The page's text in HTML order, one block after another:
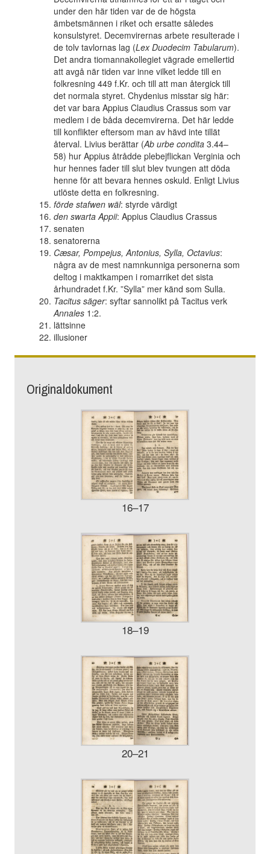
under den här tiden var de de högsta
ämbetsmännen i riket och ersatte således
konsulstyret. Decemvirernas arbete resulterade i
de tolv tavlornas lag (Lex Duodecim Tabularum).
Det andra tiomannakollegiet vägrade emellertid
att avgå när tiden var inne vilket ledde till en
folkresning 449 f.Kr. och till att man återgick till
det normala styret. Chydenius misstar sig här:
det var bara Appius Claudius Crassus som var
medlem i de båda decemvirerna. Det här ledde
till konflikter eftersom man av hävd inte tillät
återval. Livius berättar (Ab urbe condita3.44–
58) hur Appius åtrådde plebejflickan Verginia och
hur hennes fader till slut blev tvungen att döda
henne för att bevara hennes oskuld. Enligt Livius
utlöste detta en folkresning.
förde stafwen wäl: styrde värdigt
den swarta Appii: Appius Claudius Crassus
senaten
senatorerna
Cæsar, Pompejus, Antonius, Sylla, Octavius:
några av de mest namnkunniga personerna som
deltog i maktkampen i romarriket det sista
århundradet f.Kr. ”Sylla” mer känd som Sulla.
Tacitus säger: syftar sannolikt på Tacitus verk
Annales1:2.
lättsinne
illusioner
Originaldokument
16–17
18–19
20–21